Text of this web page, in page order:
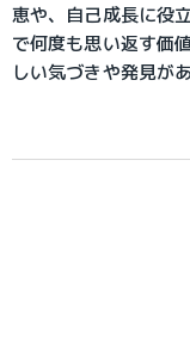
恵や、自己成長に役
で何度も思い返す価
しい気づきや発見が